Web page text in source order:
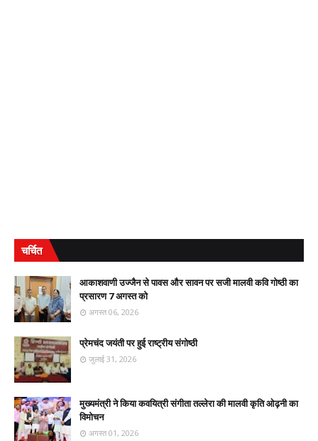
चर्चित
आकाशवाणी उज्जैन से पावस और सावन पर सजी मालवी कवि गोष्ठी का
प्रसारण 7 अगस्त को
अगस्त 06, 2026
प्रेमचंद जयंती पर हुई राष्ट्रीय संगोष्ठी
जुलाई 31, 2026
मुख्यमंत्री ने किया कवयित्री संगीता तल्लेरा की मालवी कृति ओढ़नी का
विमोचन
अगस्त 01, 2026